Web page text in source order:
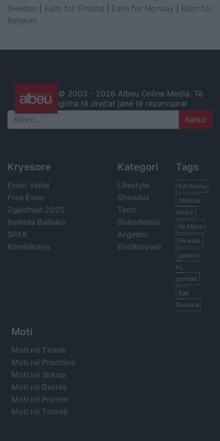
Sweden
Esim for Finland Esim for Norway
Esim for
Belgium
© 2003 - 2026 Albeu Online Media. Të
gjitha të drejtat janë të rezervuara!
Search
Kryesore
Erion Veliaj
Free Esim
Zgjedhjet 2025
Belinda Balluku
SPAK
Kombëtarja
Kategori
Lifestyle
Showbiz
Tech
Shëndetësi
Argetim
Enciklopedi
Tags
Edi Rama
Albania
News
Ilir Meta
Piranjat
gazeta,
tv,
portale
Sali
Berisha
Moti
Moti në Tiranë
Moti në Prishtinë
Moti në Shkup
Moti në Durrës
Moti në Prizren
Moti në Tetovë